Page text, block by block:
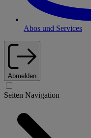
Abos und Services
Abmelden
Seiten Navigation